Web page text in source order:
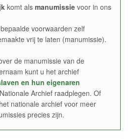
komt als manumissie voor in ons
voorwaarden zelf
vrij te laten (manumissie).
de manumissie van de
kunt u het archief
en hun eigenaren
Archief raadplegen. Of
nationale archief voor meer
precies zijn.